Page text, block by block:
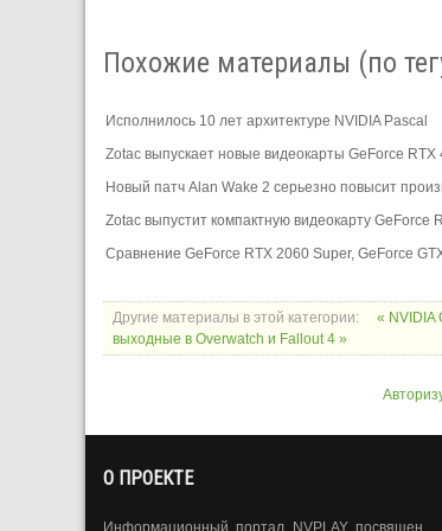
Похожие материалы (по
Исполнилось 10 лет архитектуре NVIDIA Pascal
Zotac выпускает новые видеокарты GeForce
Новый патч Alan Wake 2 серьезно повысит
Zotac выпустит компактную видеокарту GeForce
Сравнение GeForce RTX 2060 Super, GeForce
Другие материалы в этой категории: « NVIDIA
выходные в Overwatch и Fallout 4 »
О ПРОЕКТЕ
Информационный портал NVPLAY посвящен